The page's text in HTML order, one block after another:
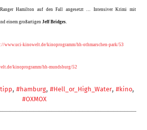
Ranger Hamilton auf den Fall angesetzt … Intensiver Krimi mit
einem großartigenJeff Bridges
www.uci-kinowelt.de/kinoprogramm/hh-othmarschen-park/53
kinoprogramm/hh-mundsburg/52
, #hamburg, #Hell_or_High_Water, #kino,
#OXMOX